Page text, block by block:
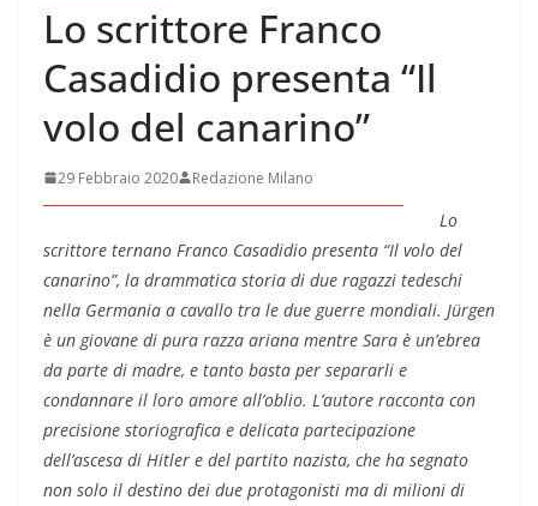
Lo scrittore Franco
Casadidio presenta “Il
volo del canarino”
29 Febbraio 2020 Redazione Milano
Lo
scrittore ternano Franco Casadidio presenta “Il volo del
canarino”, la drammatica storia di due ragazzi tedeschi
nella Germania a cavallo tra le due guerre mondiali. Jürgen
è un giovane di pura razza ariana mentre Sara è un’ebrea
da parte di madre, e tanto basta per separarli e
condannare il loro amore all’oblio. L’autore racconta con
precisione storiografica e delicata partecipazione
dell’ascesa di Hitler e del partito nazista, che ha segnato
non solo il destino dei due protagonisti ma di milioni di